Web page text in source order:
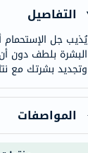
التفاصيل
البشرة بلطف دون أن
وتجديد بشرتك مع
المواصفات